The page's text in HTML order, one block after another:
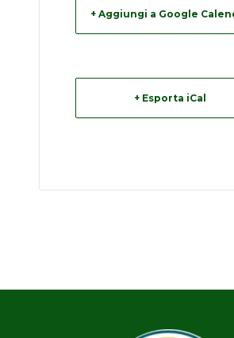
+ Aggiungi a Google
+ Esporta iCal